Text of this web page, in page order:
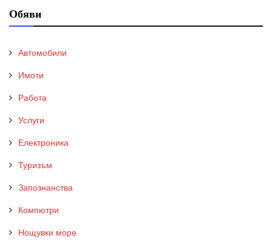
Обяви
Автомобили
Имоти
Работа
Услуги
Електроника
Туризъм
Запознанства
Компютри
Нощувки море